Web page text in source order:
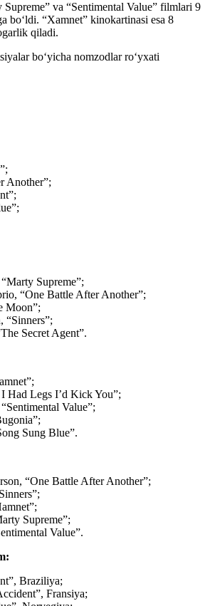
Supreme” va “Sentimental Value” filmlari 9
boʻldi. “Xamnet” kinokartinasi esa 8
qiladi.
boʻyicha nomzodlar roʻyxati
Another”;
Supreme”;
“One Battle After Another”;
Moon”;
“Sinners”;
Secret Agent”.
Had Legs I’d Kick You”;
Value”;
Sung Blue”.
“One Battle After Another”;
Supreme”;
Value”.
Braziliya;
Fransiya;